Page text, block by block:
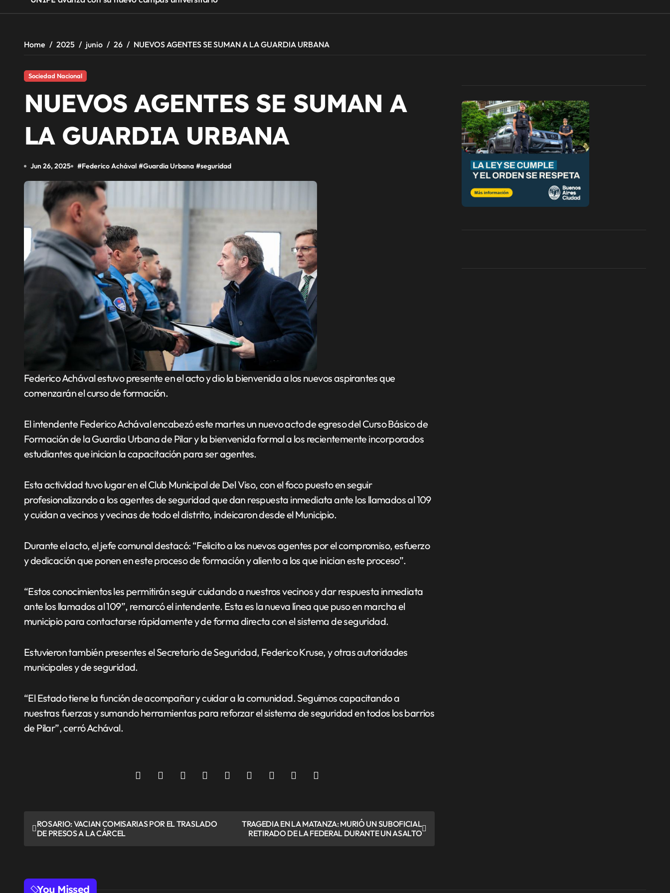
Home 2025 junio 26 NUEVOS AGENTES SE SUMAN A LA GUARDIA URBANA
Sociedad Nacional
NUEVOS AGENTES SE SUMAN A
LA GUARDIA URBANA
Jun 26, 2025 #Federico Achával #Guardia Urbana #seguridad
Federico Achával estuvo presente en el acto y dio la bienvenida a los nuevos aspirantes que
comenzarán el curso de formación.
El intendente Federico Achával encabezó este martes un nuevo acto de egreso del Curso Básico de
Formación de la Guardia Urbana de Pilar y la bienvenida formal a los recientemente incorporados
estudiantes que inician la capacitación para ser agentes.
Esta actividad tuvo lugar en el Club Municipal de Del Viso, con el foco puesto en seguir
profesionalizando a los agentes de seguridad que dan respuesta inmediata ante los llamados al 109
y cuidan a vecinos y vecinas de todo el distrito, indeicaron desde el Municipio.
Durante el acto, el jefe comunal destacó: “Felicito a los nuevos agentes por el compromiso, esfuerzo
y dedicación que ponen en este proceso de formación y aliento a los que inician este proceso”.
“Estos conocimientos les permitirán seguir cuidando a nuestros vecinos y dar respuesta inmediata
ante los llamados al 109”, remarcó el intendente. Esta es la nueva línea que puso en marcha el
municipio para contactarse rápidamente y de forma directa con el sistema de seguridad.
Estuvieron también presentes el Secretario de Seguridad, Federico Kruse, y otras autoridades
municipales y de seguridad.
“El Estado tiene la función de acompañar y cuidar a la comunidad. Seguimos capacitando a
nuestras fuerzas y sumando herramientas para reforzar el sistema de seguridad en todos los barrios
de Pilar”, cerró Achával.
N
e
ROSARIO: VACIAN COMISARIAS POR EL TRASLADO
DE PRESOS A LA CÁRCEL
TRAGEDIA EN LA MATANZA: MURIÓ UN SUBOFICIAL
RETIRADO DE LA FEDERAL DURANTE UN ASALTO
You Missed